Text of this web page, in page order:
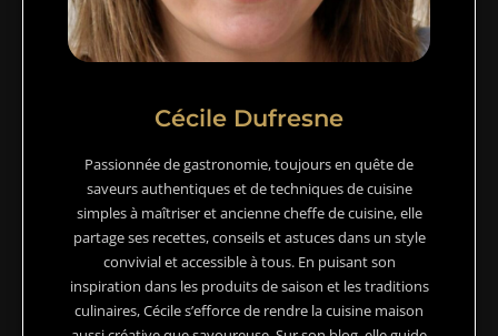
Cécile Dufresne
Passionnée de gastronomie, toujours en quête de
saveurs authentiques et de techniques de cuisine
simples à maîtriser et ancienne cheffe de cuisine, elle
partage ses recettes, conseils et astuces dans un style
convivial et accessible à tous. En puisant son
inspiration dans les produits de saison et les traditions
culinaires, Cécile s’efforce de rendre la cuisine maison